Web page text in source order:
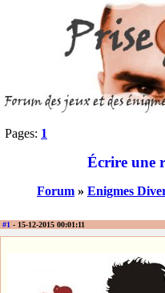
Pages: 1
Écrire une
Forum » Enigmes
#1 - 15-12-2015 00:01:11